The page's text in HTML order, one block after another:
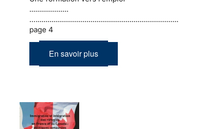
....................
….........................................................................
page 4
En savoir plus